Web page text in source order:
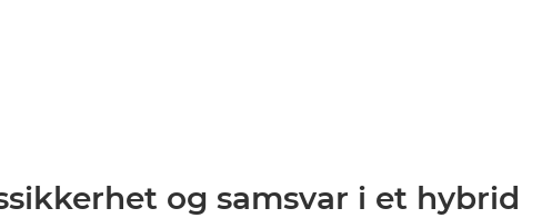
og samsvar i et hybrid